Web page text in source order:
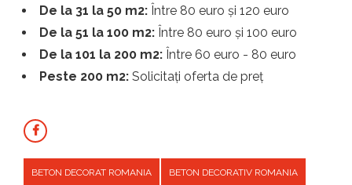
De la 31 la 50 m2: Între 80 euro și 120 euro
De la 51 la 100 m2: Între 80 euro și 100 euro
De la 101 la 200 m2: Între 60 euro - 80 euro
Peste 200 m2: Solicitați oferta de preț
BETON DECORAT ROMANIA BETON DECORATIV ROMANIA